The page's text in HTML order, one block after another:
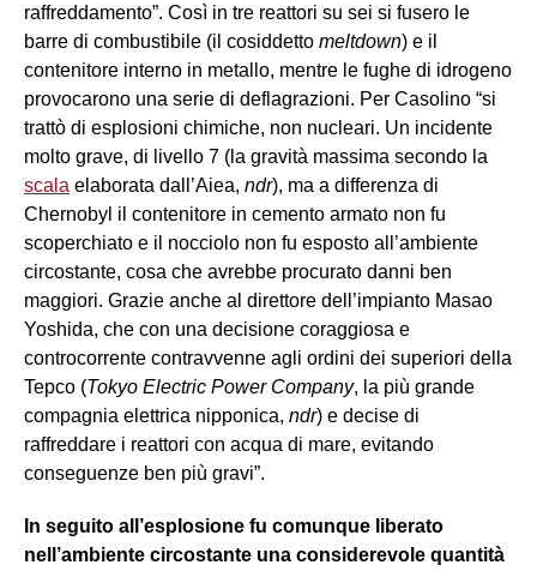
raffreddamento”. Così in tre reattori su sei si fusero le
barre di combustibile (il cosiddetto meltdown) e il
contenitore interno in metallo, mentre le fughe di idrogeno
provocarono una serie di deflagrazioni. Per Casolino “si
trattò di esplosioni chimiche, non nucleari. Un incidente
molto grave, di livello 7 (la gravità massima secondo la
scala elaborata dall’Aiea, ndr), ma a differenza di
Chernobyl il contenitore in cemento armato non fu
scoperchiato e il nocciolo non fu esposto all’ambiente
circostante, cosa che avrebbe procurato danni ben
maggiori. Grazie anche al direttore dell’impianto Masao
Yoshida, che con una decisione coraggiosa e
controcorrente contravvenne agli ordini dei superiori della
Tepco (Tokyo Electric Power Company, la più grande
compagnia elettrica nipponica, ndr) e decise di
raffreddare i reattori con acqua di mare, evitando
conseguenze ben più gravi”.
In seguito all’esplosione fu comunque liberato
nell’ambiente circostante una considerevole quantità